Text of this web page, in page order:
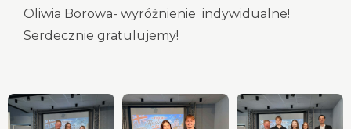
Oliwia Borowa- wyróżnienie indywidualne!
Serdecznie gratulujemy!